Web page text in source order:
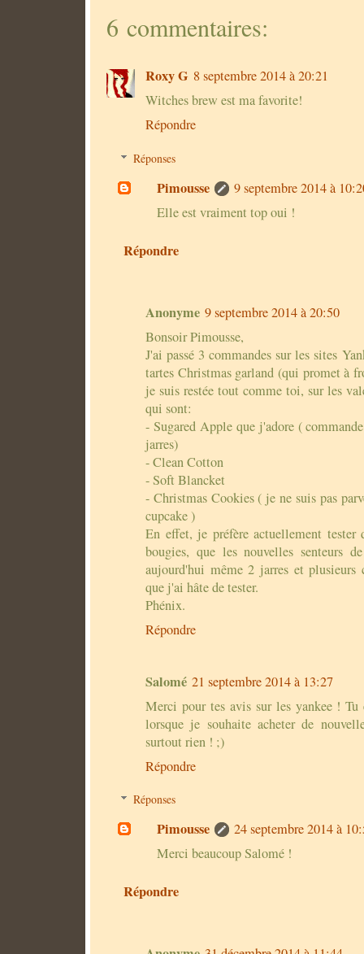
6 commentaires:
Roxy G 8 septembre 2014 à 20:21
Witches brew est ma favorite!
Répondre
Réponses
Pimousse
9 septembre 2014 à
Elle est vraiment top oui !
Répondre
Anonyme 9 septembre 2014 à 20:50
Bonsoir Pimousse,
J'ai passé 3 commandes sur les sites
tartes Christmas garland (qui promet à
je suis restée tout comme toi, sur les
qui sont:
- Sugared Apple que j'adore (
jarres)
- Clean Cotton
- Soft Blancket
- Christmas Cookies ( je ne suis pas
cupcake )
En effet, je préfère actuellement tester
bougies, que les nouvelles senteurs
aujourd'hui même 2 jarres et plusieurs
que j'ai hâte de tester.
Phénix.
Répondre
Salomé 21 septembre 2014 à 13:27
Merci pour tes avis sur les yankee ! Tu
lorsque je souhaite acheter de
surtout rien ! ;)
Répondre
Réponses
Pimousse
24 septembre 2014 à
Merci beaucoup Salomé !
Répondre